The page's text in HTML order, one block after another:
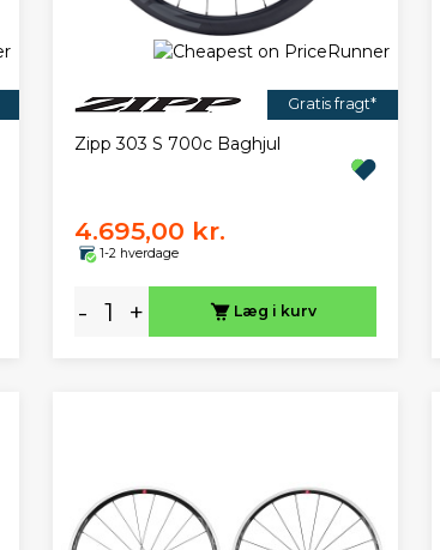
Gratis fragt*
Zipp 303 S 700c Baghjul
4.695,00 kr.
1-2 hverdage
- + Læg i kurv